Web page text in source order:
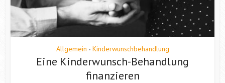
Allgemein • Kinderwunschbehandlung
Eine Kinderwunsch-Behandlung
finanzieren